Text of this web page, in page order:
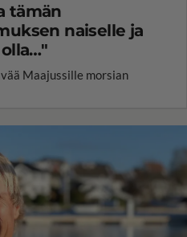
tämän
naiselle ja
Maajussille morsian